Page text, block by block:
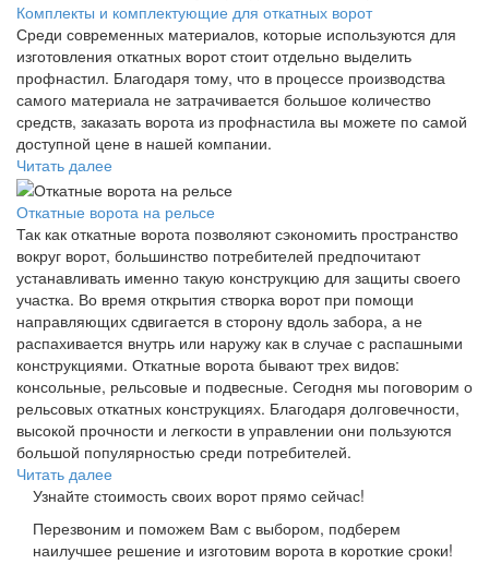
Комплекты и комплектующие для откатных ворот
Среди современных материалов, которые используются для
изготовления откатных ворот стоит отдельно выделить
профнастил. Благодаря тому, что в процессе производства
самого материала не затрачивается большое количество
средств, заказать ворота из профнастила вы можете по самой
доступной цене в нашей компании.
Читать далее
Откатные ворота на рельсе
Так как откатные ворота позволяют сэкономить пространство
вокруг ворот, большинство потребителей предпочитают
устанавливать именно такую конструкцию для защиты своего
участка. Во время открытия створка ворот при помощи
направляющих сдвигается в сторону вдоль забора, а не
распахивается внутрь или наружу как в случае с распашными
конструкциями. Откатные ворота бывают трех видов:
консольные, рельсовые и подвесные. Сегодня мы поговорим о
рельсовых откатных конструкциях. Благодаря долговечности,
высокой прочности и легкости в управлении они пользуются
большой популярностью среди потребителей.
Читать далее
Узнайте стоимость своих ворот прямо сейчас!
Перезвоним и поможем Вам с выбором, подберем
наилучшее решение и изготовим ворота в короткие сроки!